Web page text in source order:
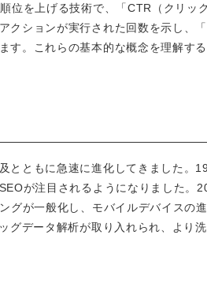
位を上げる技術で、「CTR（クリッ
クションが実行された回数を示し、
す。これらの基本的な概念を理解す
とともに急速に進化してきました。
が注目されるようになりました。
グが一般化し、モバイルデバイスの
グデータ解析が取り入れられ、より